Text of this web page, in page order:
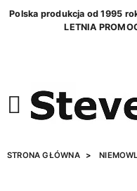
Polska produkcja od 1995
LETNIA
STRONA GŁÓWNA